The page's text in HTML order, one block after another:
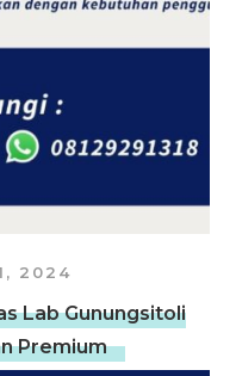
2024
Lab Gunungsitoli
Premium